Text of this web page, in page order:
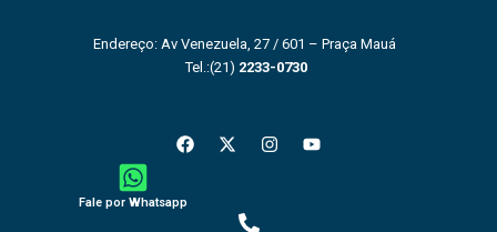
Endereço: Av Venezuela, 27 / 601 – Praça Mauá
Tel.:(21) 2233-0730
F
a
b
X
-
I
n
Y
o
Fale por Whatsapp